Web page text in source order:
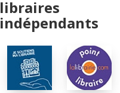
libraires
indépendants